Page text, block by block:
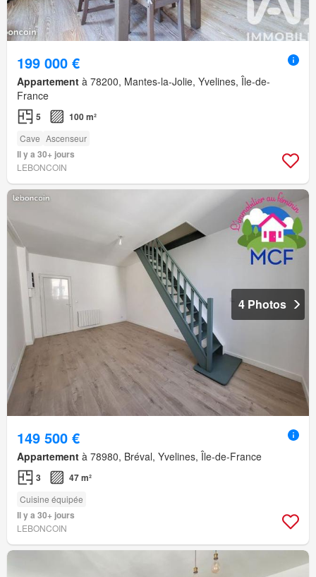
199 000 €
Appartement à 78200, Mantes-la-Jolie, Yvelines, Île-de-
France
5 100 m²
Cave Ascenseur
Il y a 30+ jours
LEBONCOIN
4 Photos
149 500 €
Appartement à 78980, Bréval, Yvelines, Île-de-France
3 47 m²
Cuisine équipée
Il y a 30+ jours
LEBONCOIN